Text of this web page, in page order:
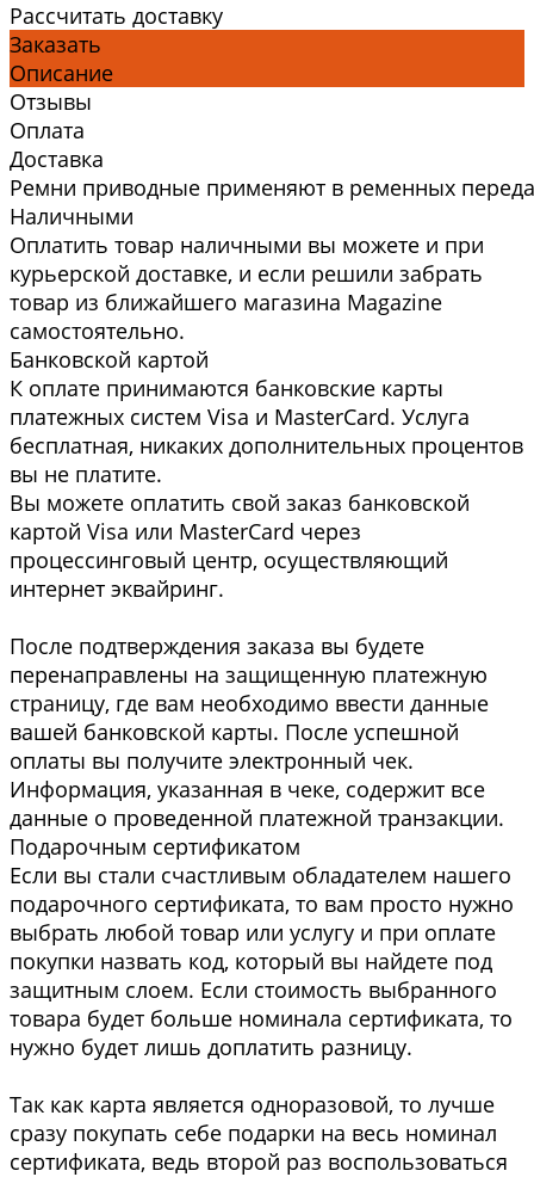
Рассчитать доставку
Заказать
Описание
Отзывы
Оплата
Доставка
Ремни приводные применяют в ременных
Наличными
Оплатить товар наличными вы можете и при
курьерской доставке, и если решили забрать
товар из ближайшего магазина Magazine
самоcтоятельно.
Банковской картой
К оплате принимаются банковские карты
платежных систем Visa и MasterCard. Услуга
бесплатная, никаких дополнительных процентов
вы не платите.
Вы можете оплатить свой заказ банковской
картой Visa или MasterCard через
процессинговый центр, осуществляющий
интернет эквайринг.
После подтверждения заказа вы будете
перенаправлены на защищенную платежную
страницу, где вам необходимо ввести данные
вашей банковской карты. После успешной
оплаты вы получите электронный чек.
Информация, указанная в чеке, содержит все
данные о проведенной платежной транзакции.
Подарочным сертификатом
Если вы стали счастливым обладателем нашего
подарочного сертификата, то вам просто нужно
выбрать любой товар или услугу и при оплате
покупки назвать код, который вы найдете под
защитным слоем. Если стоимость выбранного
товара будет больше номинала сертификата, то
нужно будет лишь доплатить разницу.
Так как карта является одноразовой, то лучше
сразу покупать себе подарки на весь номинал
сертификата, ведь второй раз воспользоваться